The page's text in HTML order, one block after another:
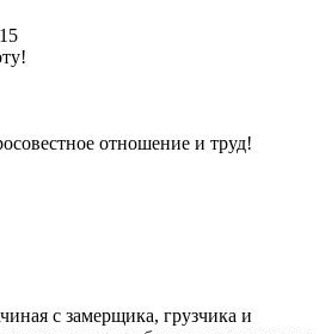
отношение и труд!
с замерщика, грузчика и